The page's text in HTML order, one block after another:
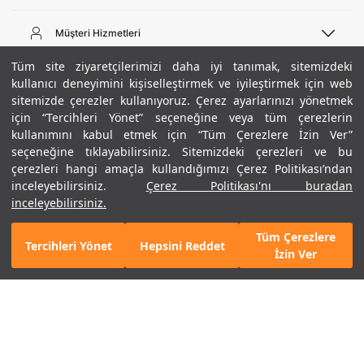
Tüm site ziyaretçilerimizi daha iyi tanımak, sitemizdeki
kullanıcı deneyimini kişiselleştirmek ve iyileştirmek için web
sitemizde çerezler kullanıyoruz. Çerez ayarlarınızı yönetmek
için “Tercihleri Yönet” seçeneğine veya tüm çerezlerin
kullanımını kabul etmek için “Tüm Çerezlere İzin Ver”
seçeneğine tıklayabilirsiniz. Sitemizdeki çerezleri ve bu
çerezleri hangi amaçla kullandığımızı Çerez Politikası’ndan
inceleyebilirsiniz.
Çerez Politikası'nı buradan
inceleyebilirsiniz.
Tercihleri Yönet Hepsini Reddet
Tüm Çerezlere
İzin Ver
+ 8 Renk
5.990 TL
%40
SEPETE EKLE
444 02 00
Pazartesi - Cuma 09:00 - 18:00
E-posta
bilgi@underarmour.com
Müşteri Hizmetleri
Sipariş Sorgulama
Bize Ulaşın
Teslimat Bilgileri
İşlem Rehberi
İade ve Değişimler
Sıkça Sorulan Sorular
Beden Rehberi
Site Haritası
Hakkımızda
Ticari Bilgiler
Hükümler ve Koşullar
Gizlilik Politikası
Çerez Politikası
Kariyer
ETBİS
UA Sosyal Medya
Instagram
Facebook
Twitter
Popüler Kategoriler
Erkek Basketbol Ayakkabısı
Çocuk Basketbol Ayakkabısı
Erkek Eşofman
Kadın Tayt